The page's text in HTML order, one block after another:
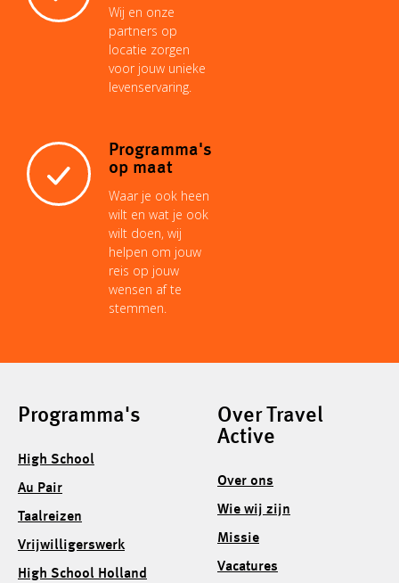
Wij en onze
partners op
locatie zorgen
voor jouw unieke
levenservaring.
Programma's
op maat
Waar je ook heen
wilt en wat je ook
wilt doen, wij
helpen om jouw
reis op jouw
wensen af te
stemmen.
Programma's
High School
Au Pair
Taalreizen
Vrijwilligerswerk
High School Holland
Over Travel
Active
Over ons
Wie wij zijn
Missie
Vacatures